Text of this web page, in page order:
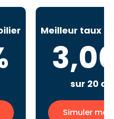
Meilleur taux
sur 20
Simuler